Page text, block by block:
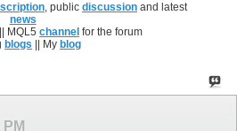
, publicdiscussion and latest
news
|| MQL5channel for the forum
blogs || My blog